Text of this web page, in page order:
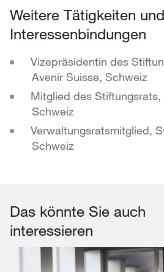
Weitere Tätigkeiten und
Interessenbindungen
Vizepräsidentin des
Avenir Suisse, Schweiz
Mitglied des Stiftungsrats,
Schweiz
Verwaltungsratsmitglied,
Schweiz
Das könnte Sie auch
interessieren